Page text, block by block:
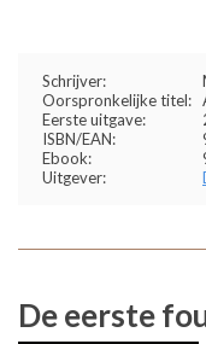
Schrijver:
Oorspronkelijke titel:
Eerste uitgave:
ISBN/EAN:
Ebook:
Uitgever:
De eerste